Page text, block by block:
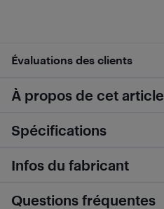
Évaluations des clients
À propos de cet article
Spécifications
Infos du fabricant
Questions fréquentes